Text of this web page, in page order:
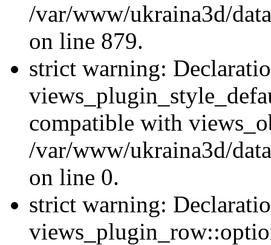
/var/www/ukraina3d/
on line 879.
strict warning:
compatible with
/var/www/ukraina3d/
on line 0.
strict warning: